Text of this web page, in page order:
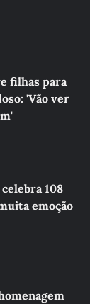
filhas para
'Vão ver
108
emoção